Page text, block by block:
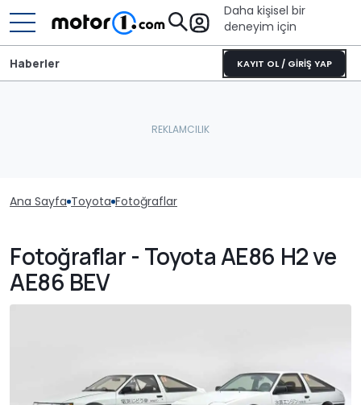
Daha kişisel bir
deneyim için
KAYIT OL / GİRİŞ YAP
Haberler
Ana Sayfa Toyota Fotoğraflar
Fotoğraflar - Toyota AE86 H2 ve
AE86 BEV